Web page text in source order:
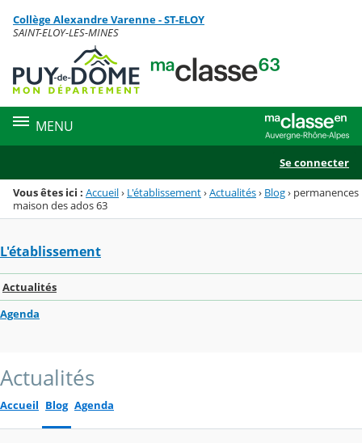
Menu de la rubrique
Contenu
Collège Alexandre Varenne - ST-ELOY
SAINT-ELOY-LES-MINES
MENU
Se connecter
Vous êtes ici : Accueil› L'établissement›Actualités› Blog› permanences
maison des ados 63
L'établissement
Actualités
Agenda
Actualités
Accueil Blog Agenda